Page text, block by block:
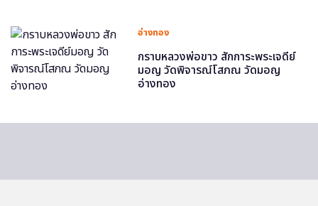
อ่างทอง
กราบหลวงพ่อขาว สักการะพระเจดีย์
มอญ วัดพิจารณ์โสภณ วัดมอญ
อ่างทอง